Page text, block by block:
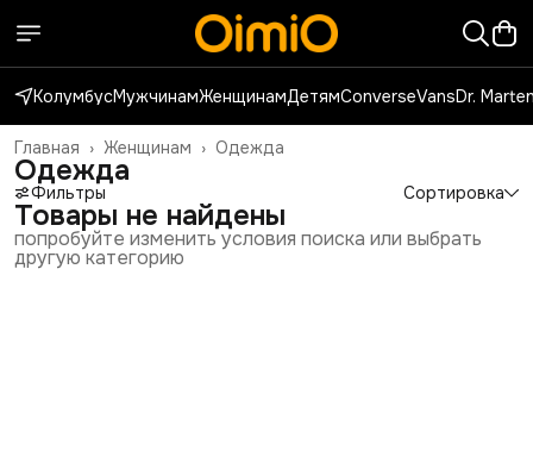
КолумбусМужчинамЖенщинамДетямConverseVansDr.
Одежда
Женщинам ›
Главная ›
Одежда
Фильтры Сортировка
Товары не найдены
попробуйте изменить условия поиска или выбрать
другую категорию